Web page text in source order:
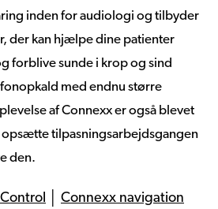
inden for audiologi og tilbyder
der kan hjælpe dine patienter
forblive sunde i krop og sind
med endnu større
af Connexx er også blevet
opsætte tilpasningsarbejdsgangen
den.
Connexx navigation